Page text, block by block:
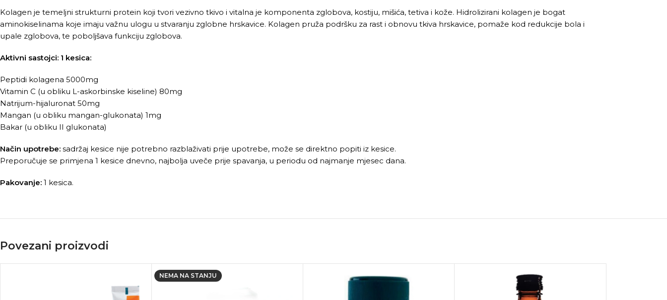
Kolagen je temeljni strukturni protein koji tvori vezivno tkivo i vitalna je komponenta zglobova, kostiju, mišića, tetiva i kože. Hidrolizirani kolagen je bogat
aminokiselinama koje imaju važnu ulogu u stvaranju zglobne hrskavice. Kolagen pruža podršku za rast i obnovu tkiva hrskavice, pomaže kod redukcije bola i
upale zglobova, te poboljšava funkciju zglobova.
Aktivni sastojci: 1 kesica:
Peptidi kolagena 5000mg
Vitamin C (u obliku L-askorbinske kiseline) 80mg
Natrijum-hijaluronat 50mg
Mangan (u obliku mangan-glukonata) 1mg
Bakar (u obliku II glukonata)
Način upotrebe: sadržaj kesice nije potrebno razblaživati prije upotrebe, može se direktno popiti iz kesice.
Preporučuje se primjena 1 kesice dnevno, najbolja uveče prije spavanja, u periodu od najmanje mjesec dana.
Pakovanje: 1 kesica.
Povezani proizvodi
NEMA NA STANJU